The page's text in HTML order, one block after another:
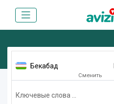
Бекабад
Сменить